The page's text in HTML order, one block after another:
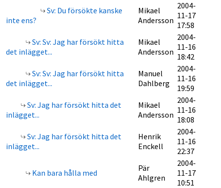
Sv: Du försökte kanske
inte ens?
Mikael
Andersson
2004-
11-17
17:58
Sv: Sv: Jag har försökt hitta
det inlägget...
Mikael
Andersson
2004-
11-16
18:42
Sv: Sv: Jag har försökt hitta
det inlägget...
Manuel
Dahlberg
2004-
11-16
19:59
Sv: Jag har försökt hitta det
inlägget...
Mikael
Andersson
2004-
11-16
18:08
Sv: Jag har försökt hitta det
inlägget...
Henrik
Enckell
2004-
11-16
22:37
Kan bara hålla med
Pär
Ahlgren
2004-
11-17
10:51